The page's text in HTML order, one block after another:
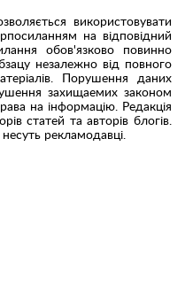
використовувати
на відповідний
обов'язково повинно
незалежно від повного
Порушення даних
захищаемих законом
на інформацію. Редакція
статей та авторів блогів.
рекламодавці.